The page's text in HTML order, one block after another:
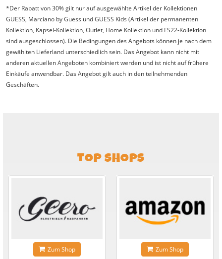
*Der Rabatt von 30% gilt nur auf ausgewählte Artikel der Kollektionen
GUESS, Marciano by Guess und GUESS Kids (Artikel der permanenten
Kollektion, Kapsel-Kollektion, Outlet, Home Kollektion und FS22-Kollektion
sind ausgeschlossen). Die Bedingungen des Angebots können je nach dem
gewählten Lieferland unterschiedlich sein. Das Angebot kann nicht mit
anderen aktuellen Angeboten kombiniert werden und ist nicht auf frühere
Einkäufe anwendbar. Das Angebot gilt auch in den teilnehmenden
Geschäften.
TOP SHOPS
Zum Shop Zum Shop